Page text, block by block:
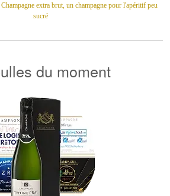
Champagne extra brut, un champagne pour l'apéritif peu
sucré
du moment